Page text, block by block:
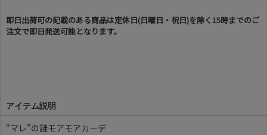
即日出荷可の記載のある商品は定休日(日曜日・祝日)を除く15時までのご
注文で即日発送可能となります。
アイテム説明
“マレ”の謎モアモアカーデ